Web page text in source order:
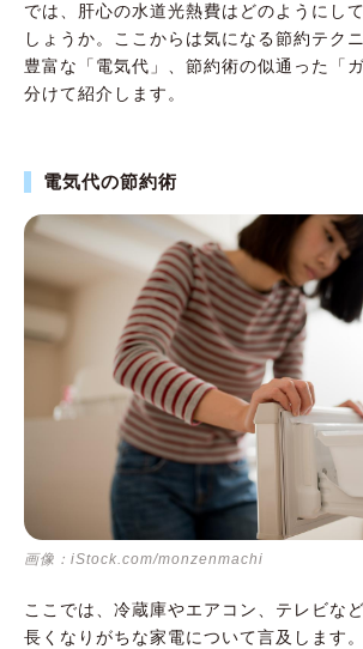
では、肝心の水道光熱費はどのようにし
しょうか。ここからは気になる節約テク
豊富な「電気代」、節約術の似通った「
分けて紹介します。
電気代の節約術
画像：iStock.com/monzenmachi
ここでは、冷蔵庫やエアコン、テレビな
長くなりがちな家電について言及します